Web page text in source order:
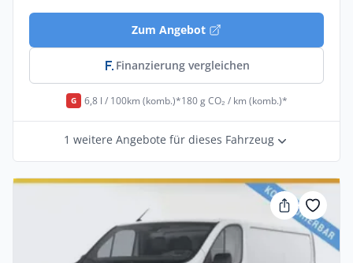
Zum Angebot
Finanzierung vergleichen
G 6,8 l / 100km (komb.)*180 g CO₂ / km (komb.)*
1 weitere Angebote für dieses Fahrzeug